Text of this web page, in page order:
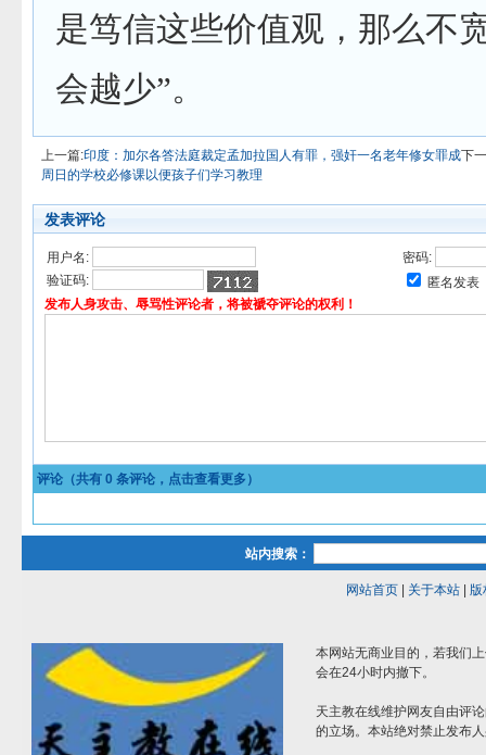
是笃信这些价值观，那么不
会越少”。
上一篇:印度：加尔各答法庭裁定孟加拉国人有罪，强奸一名老年修女罪成下
周日的学校必修课以便孩子们学习教理
发表评论
用户名:
密码:
验证码:
匿名发表
发布人身攻击、辱骂性评论者，将被褫夺评论的权利！
评论（共有 0 条评论，点击查看更多）
站内搜索：
网站首页| 关于本站| 版
本网站无商业目的，若我们
会在24小时内撤下。
天主教在线维护网友自由评
的立场。本站绝对禁止发布